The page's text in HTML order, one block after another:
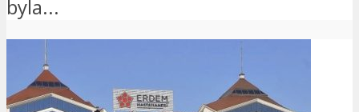
byla...